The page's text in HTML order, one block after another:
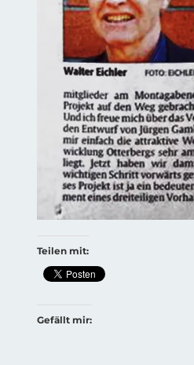
Teilen mit:
Gefällt mir: